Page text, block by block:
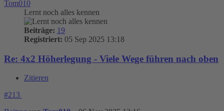
Tom010
Lernt noch alles kennen
Beiträge: 19
Registriert: 05 Sep 2025 13:18
Re: 4x2 Höherlegung - Viele Wege führen nach oben
Zitieren
#213